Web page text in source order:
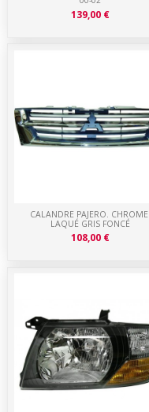
CALANDRE PAJERO. CHROME.
LAQUÉ GRIS FONCÉ
108,00 €
139,00 €